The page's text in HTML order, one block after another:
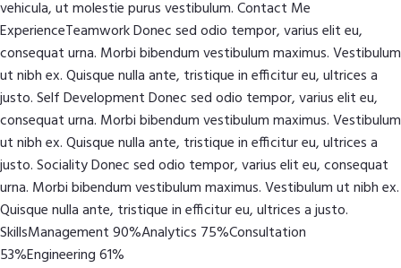
vehicula, ut molestie purus vestibulum. Contact Me
ExperienceTeamwork Donec sed odio tempor, varius elit eu,
consequat urna. Morbi bibendum vestibulum maximus. Vestibulum
ut nibh ex. Quisque nulla ante, tristique in efficitur eu, ultrices a
justo. Self Development Donec sed odio tempor, varius elit eu,
consequat urna. Morbi bibendum vestibulum maximus. Vestibulum
ut nibh ex. Quisque nulla ante, tristique in efficitur eu, ultrices a
justo. Sociality Donec sed odio tempor, varius elit eu, consequat
urna. Morbi bibendum vestibulum maximus. Vestibulum ut nibh ex.
Quisque nulla ante, tristique in efficitur eu, ultrices a justo.
SkillsManagement 90%Analytics 75%Consultation
53%Engineering 61%